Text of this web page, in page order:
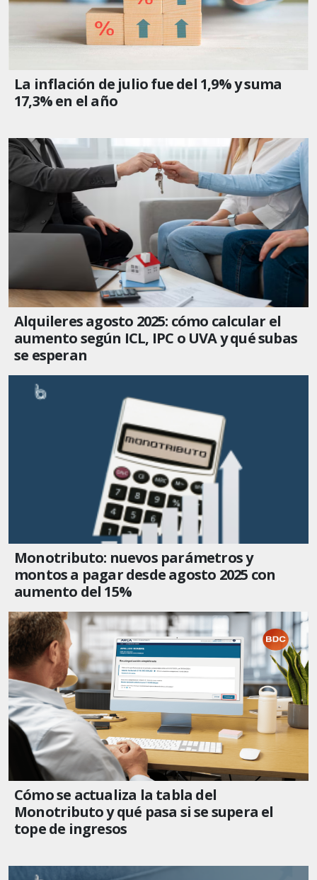
La inflación de julio fue del 1,9% y suma
17,3% en el año
Alquileres agosto 2025: cómo calcular el
aumento según ICL, IPC o UVA y qué subas
se esperan
Monotributo: nuevos parámetros y
montos a pagar desde agosto 2025 con
aumento del 15%
Cómo se actualiza la tabla del
Monotributo y qué pasa si se supera el
tope de ingresos